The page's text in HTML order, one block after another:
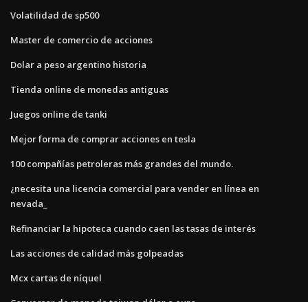
Volatilidad de sp500
Master de comercio de acciones
Dolar a peso argentino historia
Tienda online de monedas antiguas
Juegos online de tanki
Mejor forma de comprar acciones en tesla
100 compañías petroleras más grandes del mundo.
¿necesita una licencia comercial para vender en línea en
nevada_
Refinanciar la hipoteca cuando caen las tasas de interés
Las acciones de calidad más golpeadas
Mcx cartas de níquel